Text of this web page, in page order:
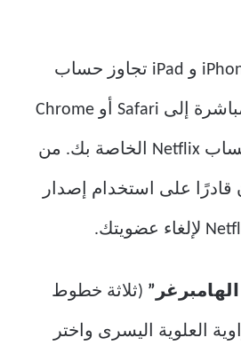
يمكن لمستخدمي iPhone و iPad تجاوز حساب
Netflix تمامًا. توجه مباشرة إلى Safari أو Chrome
وقم بزيارة صفحة حساب Netflix الخاصة بك. من
على استخدام إصدار
(ثلاثة خطوط
العلوية اليسرى واختر